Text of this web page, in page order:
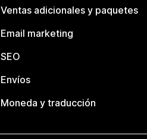
Ventas adicionales y paquetes
Email marketing
SEO
Envíos
Moneda y traducción